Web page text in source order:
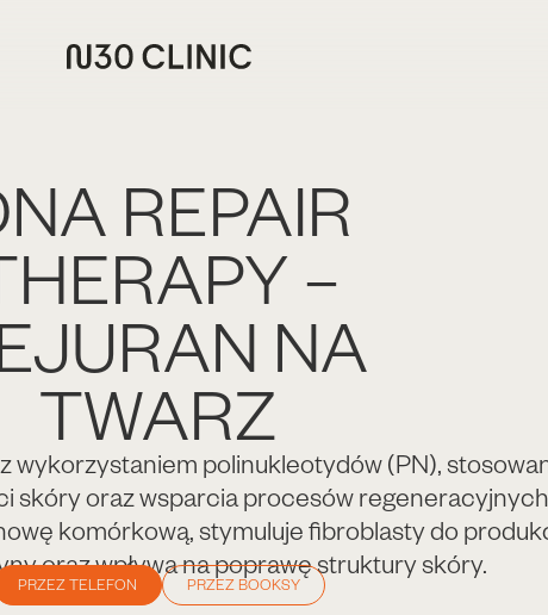
REPAIR
–
NA
TWARZ
wykorzystaniem polinukleotydów (PN),
skóry oraz wsparcia procesów
komórkową, stymuluje fibroblasty do
oraz wpływa na poprawę struktury skóry.
PRZEZ TELEFON PRZEZ BOOKSY